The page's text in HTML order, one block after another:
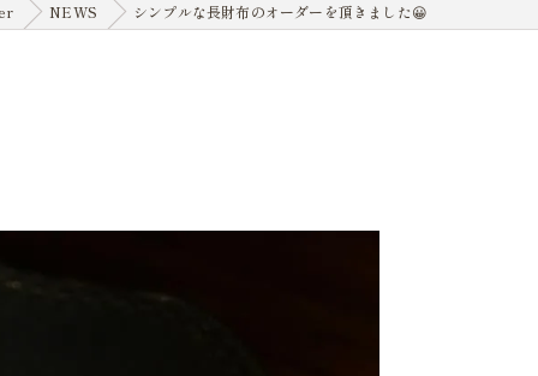
NEWS シンプルな長財布のオーダーを頂きました😀